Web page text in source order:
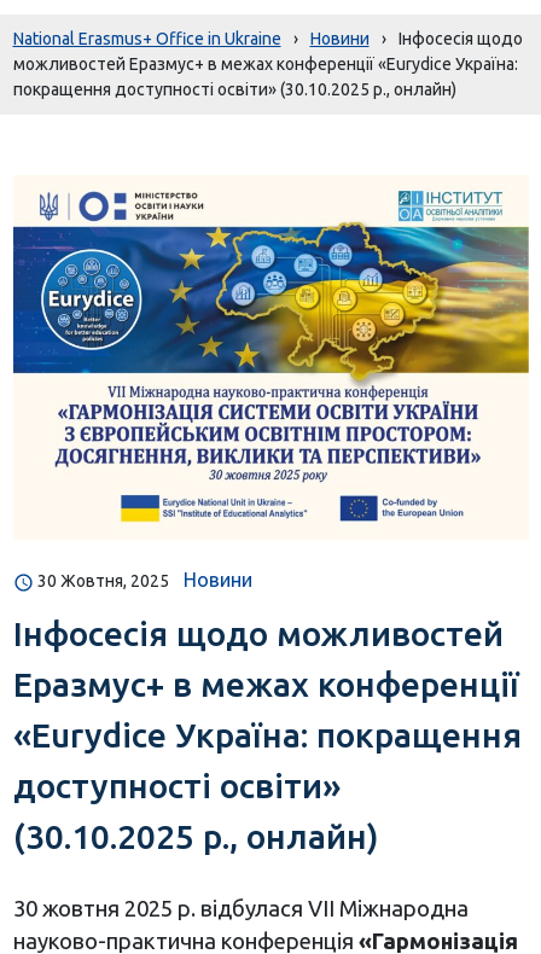
National Erasmus+ Office in Ukraine › Новини ›
Інфосесія щодо
можливостей Еразмус+ в межах конференції «Eurydice Україна:
покращення доступності освіти» (30.10.2025 р., онлайн)
30 Жовтня, 2025 Новини
Інфосесія щодо можливостей
Еразмус+ в межах конференції
«Eurydice Україна: покращення
доступності освіти»
(30.10.2025 р., онлайн)
30 жовтня 2025 р. відбулася VІІ Міжнародна
науково-практична конференція «Гармонізація